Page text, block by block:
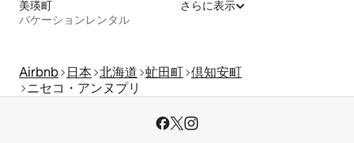
美瑛町
バケーションレンタル
さらに表示
Airbnb 日本 北海道 虻田町 倶知安町
ニセコ・アンヌプリ